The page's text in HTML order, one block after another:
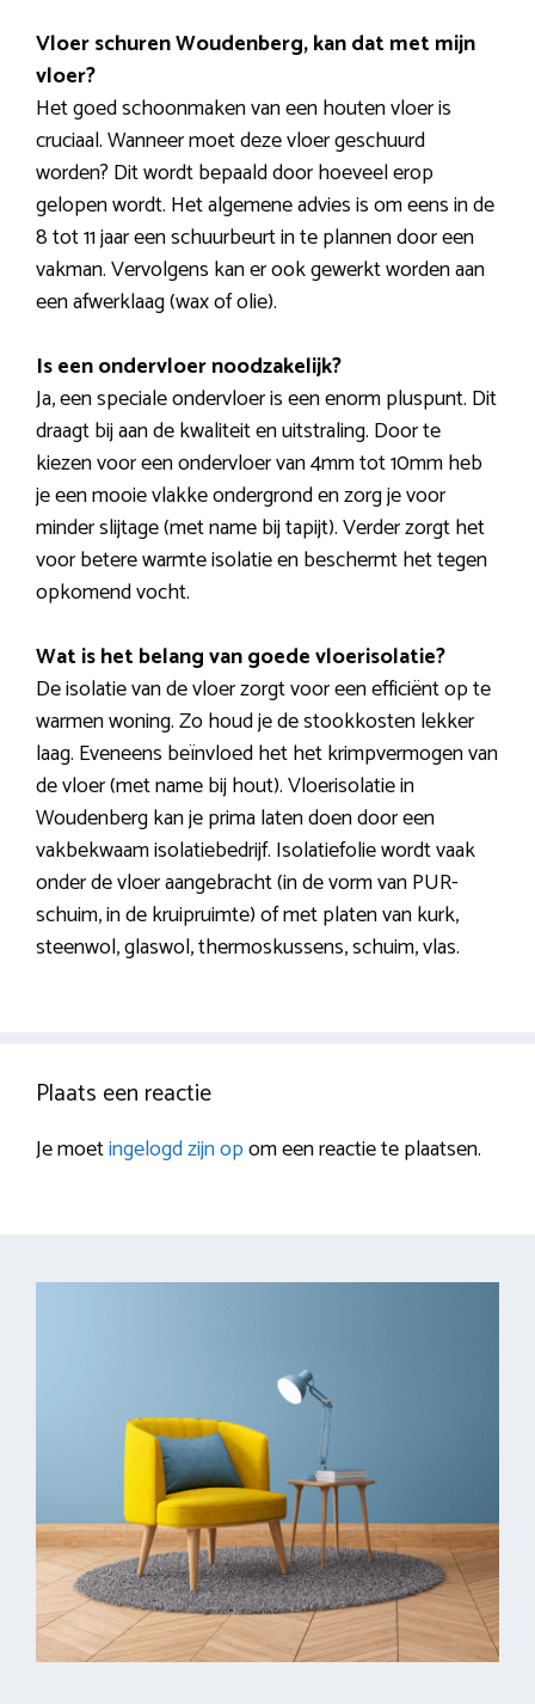
Vloer schuren Woudenberg, kan dat met mijn
vloer?
Het goed schoonmaken van een houten vloer is
cruciaal. Wanneer moet deze vloer geschuurd
worden? Dit wordt bepaald door hoeveel erop
gelopen wordt. Het algemene advies is om eens in de
8 tot 11 jaar een schuurbeurt in te plannen door een
vakman. Vervolgens kan er ook gewerkt worden aan
een afwerklaag (wax of olie).
Is een ondervloer noodzakelijk?
Ja, een speciale ondervloer is een enorm pluspunt. Dit
draagt bij aan de kwaliteit en uitstraling. Door te
kiezen voor een ondervloer van 4mm tot 10mm heb
je een mooie vlakke ondergrond en zorg je voor
minder slijtage (met name bij tapijt). Verder zorgt het
voor betere warmte isolatie en beschermt het tegen
opkomend vocht.
Wat is het belang van goede vloerisolatie?
De isolatie van de vloer zorgt voor een efficiënt op te
warmen woning. Zo houd je de stookkosten lekker
laag. Eveneens beïnvloed het het krimpvermogen van
de vloer (met name bij hout). Vloerisolatie in
Woudenberg kan je prima laten doen door een
vakbekwaam isolatiebedrijf. Isolatiefolie wordt vaak
onder de vloer aangebracht (in de vorm van PUR-
schuim, in de kruipruimte) of met platen van kurk,
steenwol, glaswol, thermoskussens, schuim, vlas.
Plaats een reactie
Je moetingelogd zijn opom een reactie te plaatsen.